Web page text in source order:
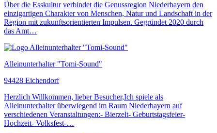
Über die Esskultur verbindet die Genussregion Niederbayern den
einzigartigen Charakter von Menschen, Natur und Landschaft in der
Region mit zukunftsorientierten Impulsen. Gegründet 2020 durch
das Amt…
Alleinunterhalter "Tomi-Sound"
94428 Eichendorf
Herzlich Willkommen, lieber Besucher,Ich spiele als
Alleinunterhalter überwiegend im Raum Niederbayern auf
verschiedenen Veranstaltungen:- Bierzelt- Geburtstagsfeier-
Hochzeit- Volksfest-…